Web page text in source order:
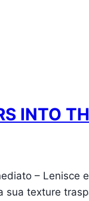
INTO
–
sua texture